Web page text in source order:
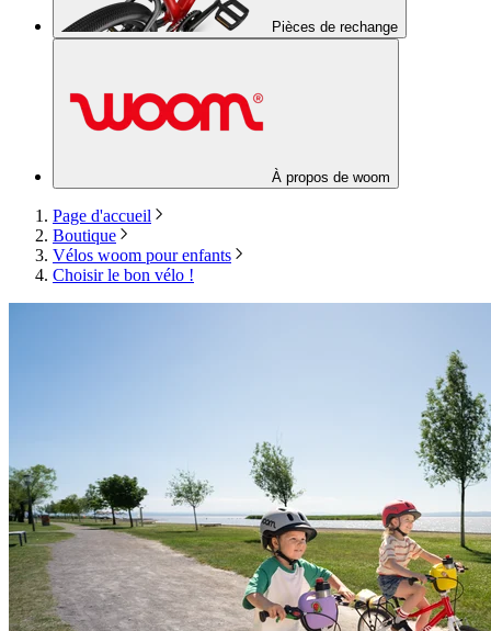
Pièces de rechange
À propos de woom
Page d'accueil
Boutique
Vélos woom pour enfants
Choisir le bon vélo !